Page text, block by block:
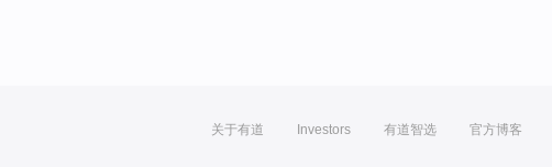
关于有道 Investors 有道智选 官方博客